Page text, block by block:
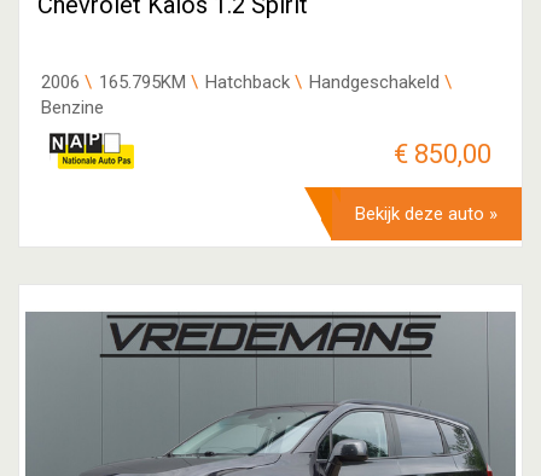
2006 165.795KM Hatchback
Handgeschakeld
Benzine
€ 850,00
Bekijk deze auto »